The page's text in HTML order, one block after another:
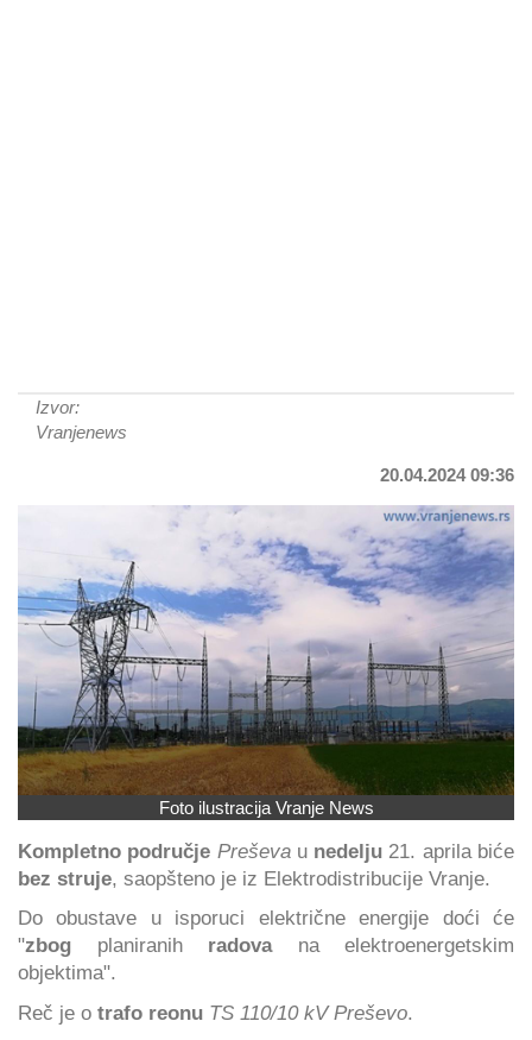
Izvor:
Vranjenews
20.04.2024 09:36
Foto ilustracija Vranje News
Kompletno područje Preševau nedelju 21. aprila biće
bez struje, saopšteno je iz Elektrodistribucije Vranje.
Do obustave u isporuci električne energije doći će
"zbog planiranihradovana elektroenergetskim
objektima".
Reč je o trafo reonu TS 110/10 kV Preševo.